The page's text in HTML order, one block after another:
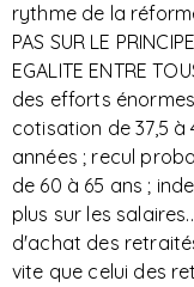
rythme de la
PAS SUR LE
EGALITE ENTRE
des efforts
cotisation de 37,5 à
années ; recul
de 60 à 65 ans ;
plus sur les
d'achat des
vite que celui des